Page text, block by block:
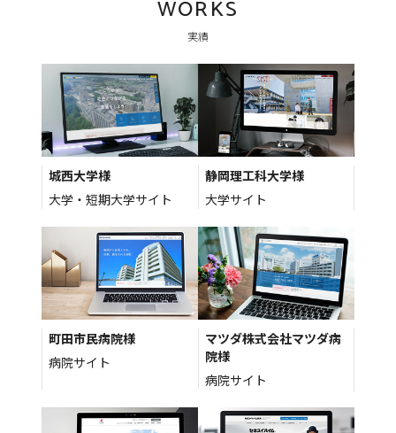
WORKS
実績
城西大学様
大学・短期大学サイト
静岡理工科大学様
大学サイト
町田市民病院様
病院サイト
マツダ株式会社マツダ病
院様
病院サイト